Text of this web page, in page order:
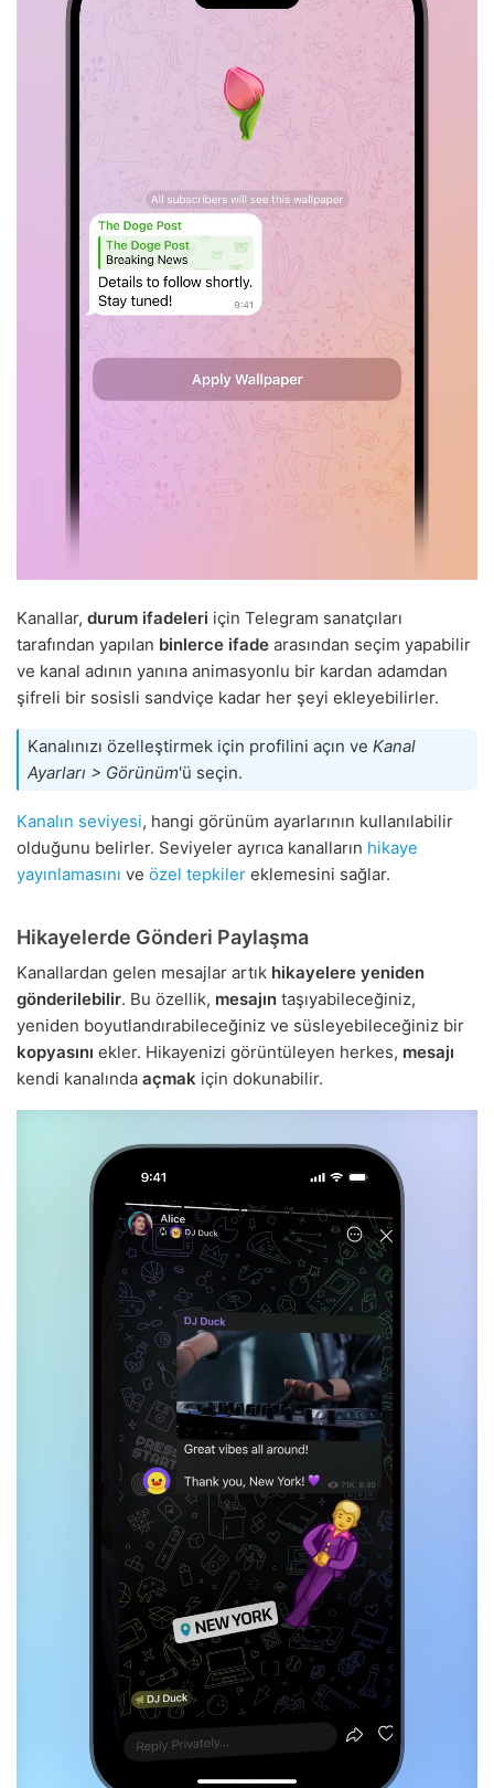
Kanallar, durum ifadeleri için Telegram sanatçıları
tarafından yapılan binlerce ifade arasından seçim yapabilir
ve kanal adının yanına animasyonlu bir kardan adamdan
şifreli bir sosisli sandviçe kadar her şeyi ekleyebilirler.
Kanalınızı özelleştirmek için profilini açın ve Kanal
Ayarları > Görünüm'ü seçin.
Kanalın seviyesi, hangi görünüm ayarlarının kullanılabilir
olduğunu belirler. Seviyeler ayrıca kanalların hikaye
yayınlamasını ve özel tepkiler eklemesini sağlar.
Hikayelerde Gönderi Paylaşma
Kanallardan gelen mesajlar artık hikayelere yeniden
gönderilebilir. Bu özellik, mesajın taşıyabileceğiniz,
yeniden boyutlandırabileceğiniz ve süsleyebileceğiniz bir
kopyasını ekler. Hikayenizi görüntüleyen herkes, mesajı
kendi kanalında açmak için dokunabilir.